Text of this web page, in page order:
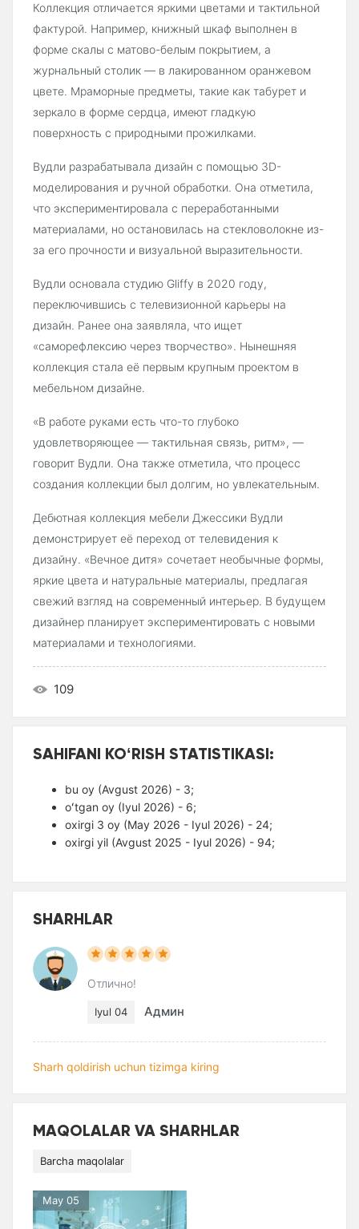
Коллекция отличается яркими цветами и тактильной
фактурой. Например, книжный шкаф выполнен в
форме скалы с матово-белым покрытием, а
журнальный столик — в лакированном оранжевом
цвете. Мраморные предметы, такие как табурет и
зеркало в форме сердца, имеют гладкую
поверхность с природными прожилками.
Вудли разрабатывала дизайн с помощью 3D-
моделирования и ручной обработки. Она отметила,
что экспериментировала с переработанными
материалами, но остановилась на стекловолокне из-
за его прочности и визуальной выразительности.
Вудли основала студию Gliffy в 2020 году,
переключившись с телевизионной карьеры на
дизайн. Ранее она заявляла, что ищет
«саморефлексию через творчество». Нынешняя
коллекция стала её первым крупным проектом в
мебельном дизайне.
«В работе руками есть что-то глубоко
удовлетворяющее — тактильная связь, ритм», —
говорит Вудли. Она также отметила, что процесс
создания коллекции был долгим, но увлекательным.
Дебютная коллекция мебели Джессики Вудли
демонстрирует её переход от телевидения к
дизайну. «Вечное дитя» сочетает необычные формы,
яркие цвета и натуральные материалы, предлагая
свежий взгляд на современный интерьер. В будущем
дизайнер планирует экспериментировать с новыми
материалами и технологиями.
109
SAHIFANI KOʻRISH STATISTIKASI:
bu oy (Avgust 2026) - 3;
oʻtgan oy (Iyul 2026) - 6;
oxirgi 3 oy (May 2026 - Iyul 2026) - 24;
oxirgi yil (Avgust 2025 - Iyul 2026) - 94;
SHARHLAR
Отлично!
Iyul 04 Админ
Sharh qoldirish uchun tizimga kiring
MAQOLALAR VA SHARHLAR
Barcha maqolalar
May 05